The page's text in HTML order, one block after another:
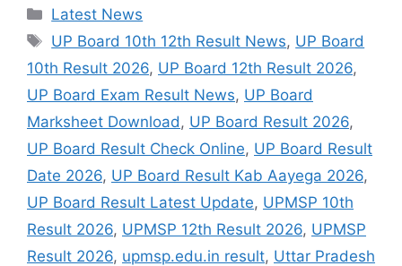
Categories
Latest News
Tags
UP Board 10th 12th Result News, UP Board
10th Result 2026, UP Board 12th Result 2026,
UP Board Exam Result News, UP Board
Marksheet Download , UP Board Result 2026,
UP Board Result Check Online, UP Board Result
Date 2026, UP Board Result Kab Aayega 2026,
UP Board Result Latest Update, UPMSP 10th
Result 2026, UPMSP 12th Result 2026, UPMSP
Result 2026, upmsp.edu.in result, Uttar Pradesh